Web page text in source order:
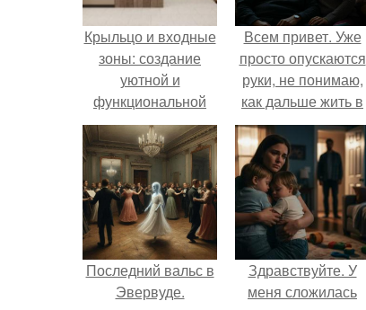
Крыльцо и входные
зоны: создание
уютной и
функциональной
зоны в вашем доме
Всем привет. Уже
просто опускаются
руки, не понимаю,
как дальше жить в
этой ситуации.
Последний вальс в
Эвервуде.
Здравствуйте. У
меня сложилась